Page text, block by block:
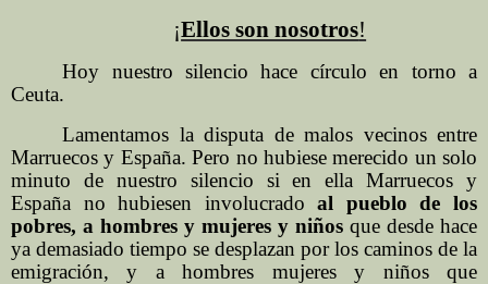
¡Ellos son nosotros!
Hoy nuestro silencio hace círculo en torno a
Ceuta.
Lamentamos la disputa de malos vecinos entre
Marruecos y España. Pero no hubiese merecido un solo
minuto de nuestro silencio si en ella Marruecos y
España no hubiesen involucradoal pueblo de los
pobres, a hombres y mujeres y niños que desde hace
ya demasiado tiempo se desplazan por los caminos de la
emigración, y a hombres mujeres y niños que